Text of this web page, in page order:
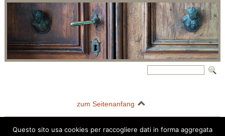
zum Seitenanfang
Deutsches Studienzentrum in Venedig | Palazzo Barbarigo della Terrazza |
Questo sito usa cookies per raccogliere dati in forma aggregata